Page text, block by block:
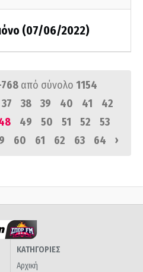
(07/06/2022)
από σύνολο 1154
37 38 39 40 41
42
49 50 51 52
53
60 61 62 63 64 ›
ΚΑΤΗΓΟΡΙΕΣ
Αρχική